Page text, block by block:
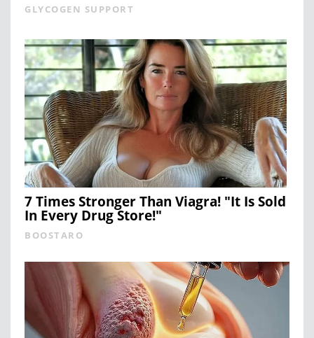
GLYCOGEN SUPPORT
7 Times Stronger Than Viagra! "It Is Sold
In Every Drug Store!"
BOOSTARO